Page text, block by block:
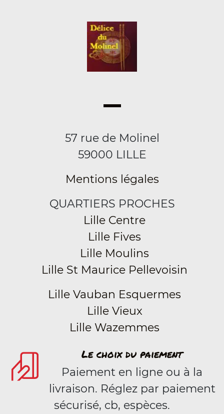
57 rue de Molinel
59000 LILLE
Mentions légales
QUARTIERS PROCHES
Lille Centre
Lille Fives
Lille Moulins
Lille St Maurice Pellevoisin
Lille Vauban Esquermes
Lille Vieux
Lille Wazemmes
Le choix du paiement
Paiement en ligne ou à la
livraison. Réglez par paiement
sécurisé, cb, espèces.